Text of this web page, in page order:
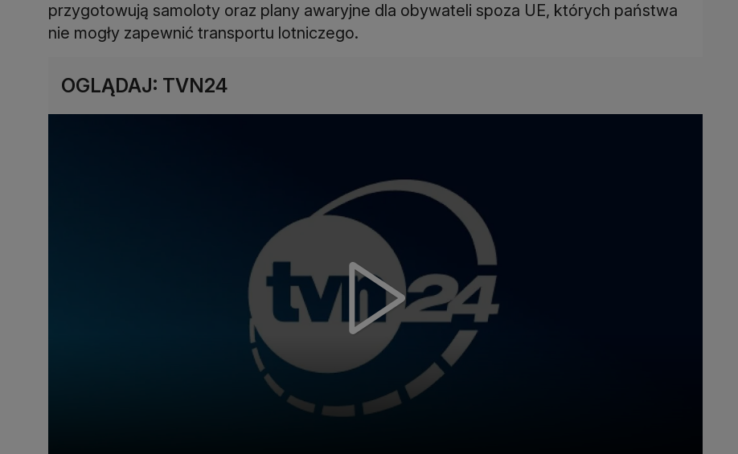
przygotowują samoloty oraz plany awaryjne dla obywateli spoza UE, których państwa
nie mogły zapewnić transportu lotniczego.
OGLĄDAJ: TVN24